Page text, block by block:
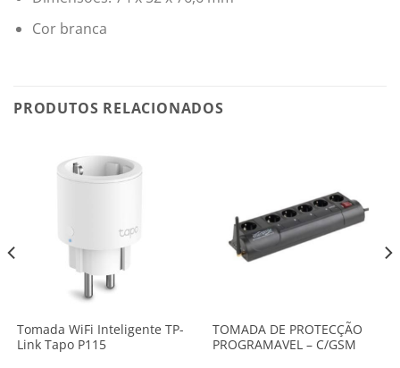
Cor branca
PRODUTOS RELACIONADOS
Tomada WiFi Inteligente TP-
Link Tapo P115
TOMADA DE PROTECÇÃO
PROGRAMAVEL – C/GSM